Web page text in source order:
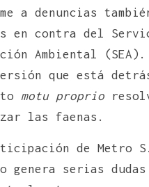
a denuncias
en contra del
Ambiental (SEA).
que está
motu proprio
las faenas.
de Metro
genera serias